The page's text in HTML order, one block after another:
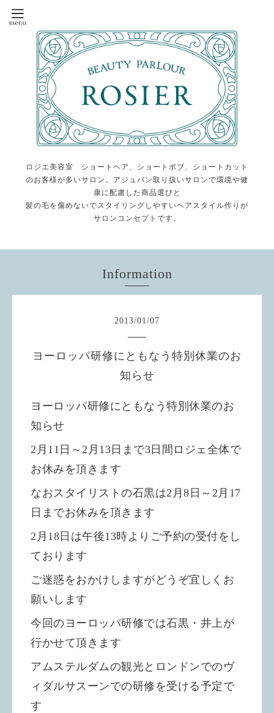
ロジエ美容室 ショートヘア、ショートボブ、ショートカット
のお客様が多いサロン。アジュバン取り扱いサロンで環境や健
康に配慮した商品選びと
髪の毛を傷めないでスタイリングしやすいヘアスタイル作りが
サロンコンセプトです。
Information
2013/01/07
ヨーロッパ研修にともなう特別休業のお
知らせ
ヨーロッパ研修にともなう特別休業のお
知らせ
2月11日～2月13日まで3日間ロジェ全体で
お休みを頂きます
なおスタイリストの石黒は2月8日～2月17
日までお休みを頂きます
2月18日は午後13時よりご予約の受付をし
ております
ご迷惑をおかけしますがどうぞ宜しくお
願いします
今回のヨーロッパ研修では石黒・井上が
行かせて頂きます
アムステルダムの観光とロンドンでのヴ
ィダルサスーンでの研修を受ける予定で
す